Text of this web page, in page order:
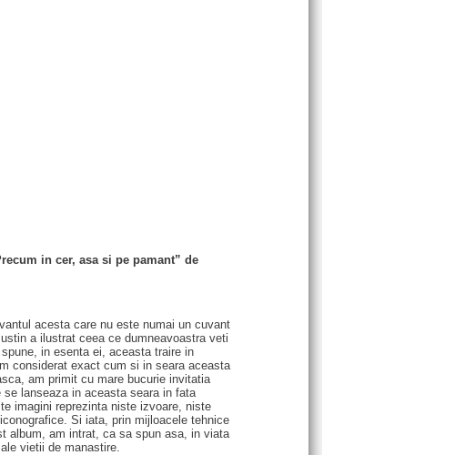
in cer, asa si pe pamant” de
acesta care nu este numai un cuvant
a ilustrat ceea ce dumneavoastra veti
in esenta ei, aceasta traire in
considerat exact cum si in seara aceasta
am primit cu mare bucurie invitatia
lanseaza in aceasta seara in fata
imagini reprezinta niste izvoare, niste
Si iata, prin mijloacele tehnice
album, am intrat, ca sa spun asa, in viata
vietii de manastire.